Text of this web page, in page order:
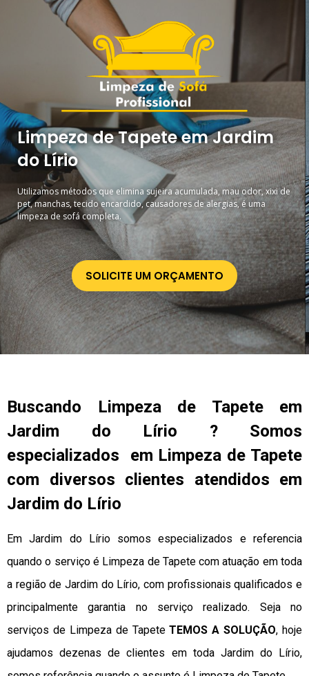
Limpeza de Tapete em Jardim
do Lírio
Utilizamos métodos que elimina sujeira acumulada, mau odor, xixi de
pet, manchas, tecido encardido, causadores de alergias, é uma
limpeza de sofá completa.
SOLICITE UM ORÇAMENTO
Buscando Limpeza de Tapete em
Jardim do Lírio ? Somos
especializados em Limpeza de Tapete
com diversos clientes atendidos em
Jardim do Lírio
Em Jardim do Lírio somos especializados e referencia
quando o serviço é Limpeza de Tapete com atuação em toda
a região de Jardim do Lírio, com profissionais qualificados e
principalmente garantia no serviço realizado. Seja no
serviços de Limpeza de TapeteTEMOS A SOLUÇÃO, hoje
ajudamos dezenas de clientes em toda Jardim do Lírio,